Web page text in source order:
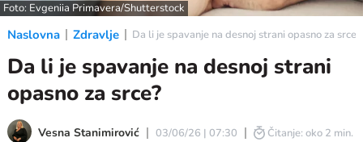
Foto: Evgeniia Primavera/Shutterstock
Naslovna Zdravlje Da li je spavanje na desnoj strani opasno za
Da li je spavanje na desnoj strani
opasno za srce?
Vesna Stanimirović 03/06/26 | 07:30 Čitanje: oko 2 min.